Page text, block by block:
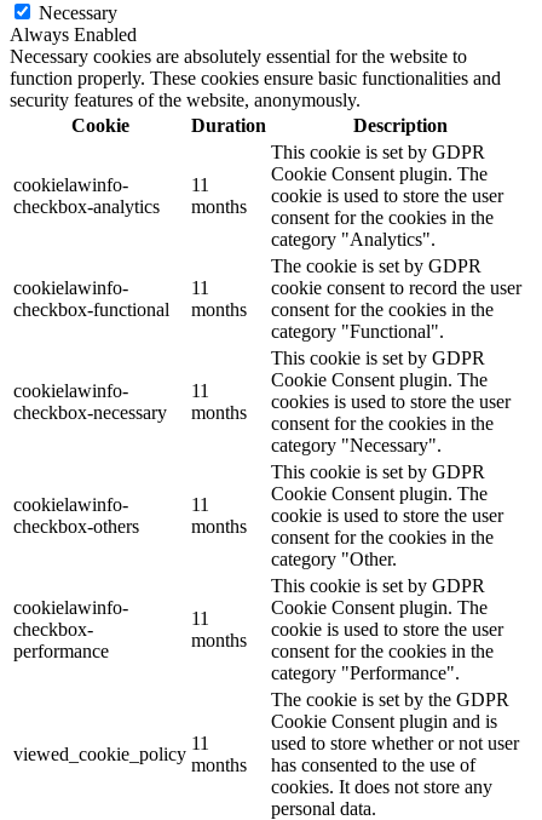
Necessary
Always Enabled
Necessary cookies are absolutely essential for the website to
function properly. These cookies ensure basic functionalities and
security features of the website, anonymously.
Cookie
Duration Description
cookielawinfo-
checkbox-analytics
11
months
This cookie is set by GDPR
Cookie Consent plugin. The
cookie is used to store the user
consent for the cookies in the
category "Analytics".
cookielawinfo-
checkbox-functional
11
months
The cookie is set by GDPR
cookie consent to record the user
consent for the cookies in the
category "Functional".
cookielawinfo-
checkbox-necessary
11
months
This cookie is set by GDPR
Cookie Consent plugin. The
cookies is used to store the user
consent for the cookies in the
category "Necessary".
cookielawinfo-
checkbox-others
11
months
This cookie is set by GDPR
Cookie Consent plugin. The
cookie is used to store the user
consent for the cookies in the
category "Other.
cookielawinfo-
checkbox-
performance
11
months
This cookie is set by GDPR
Cookie Consent plugin. The
cookie is used to store the user
consent for the cookies in the
category "Performance".
viewed_cookie_policy
11
months
The cookie is set by the GDPR
Cookie Consent plugin and is
used to store whether or not user
has consented to the use of
cookies. It does not store any
personal data.